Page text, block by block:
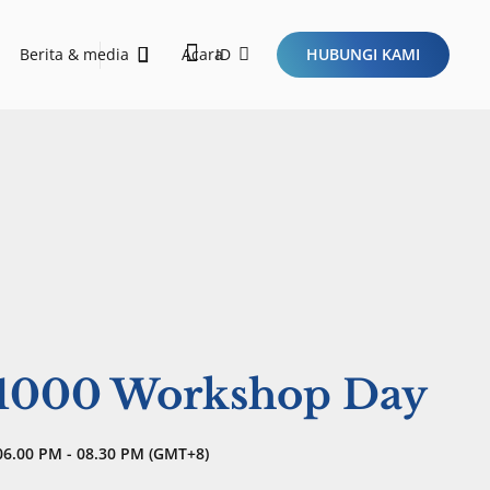
Berita & media AcaraID HUBUNGI KAMI
Workshop Day
PM - 08.30 PM (GMT+8)